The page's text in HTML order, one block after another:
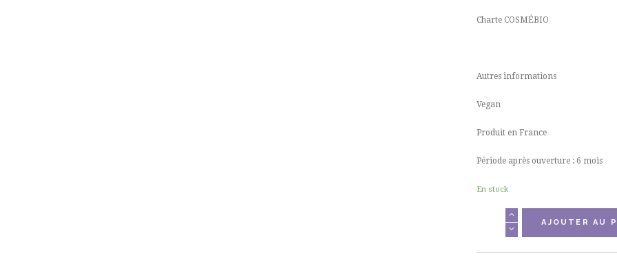
Charte COSMÉBIO
Autres informations
Vegan
Produit en France
Période après ouverture : 6 mois
En stock
AJOUTER AU